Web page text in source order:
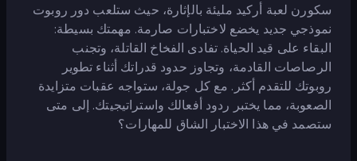
سكورن لعبة أركيد مليئة بالإثارة، حيث ستلعب دور روبوت
نموذجي جديد يخضع لاختبارات صارمة. مهمتك بسيطة:
البقاء على قيد الحياة. تفادى الفخاخ القاتلة، وتجنب
الرصاصات القادمة، وتجاوز حدود قدراتك أثناء تطوير
روبوتك للتقدم أكثر. مع كل جولة، ستواجه عقبات متزايدة
الصعوبة، مما يختبر ردود أفعالك واستراتيجيتك. إلى متى
ستصمد في هذا الاختبار الشاق للمهارات؟